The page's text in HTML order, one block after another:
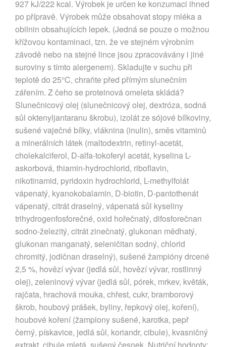
927 kJ/222 kcal. Výrobek je určen ke konzumaci ihned
po přípravě. Výrobek může obsahovat stopy mléka a
obilnin obsahujících lepek. (Jedná se pouze o možnou
křížovou kontaminaci, tzn. že ve stejném výrobním
závodě nebo na stejné lince jsou zpracovávány i jiné
suroviny s tímto alergenem). Skladujte v suchu při
teplotě do 25°C, chraňte před přímým slunečním
zářením. Z čeho se proteinová omeleta skládá?
Slunečnicový olej (slunečnicový olej, dextróza, sodná
sůl oktenyljantaranu škrobu), izolát ze sójové bílkoviny,
sušené vaječné bílky, vláknina (inulin), směs vitaminů
a minerálních látek (maltodextrin, retinyl-acetát,
cholekalciferol, D-alfa-tokoferyl acetát, kyselina L-
askorbová, thiamin-hydrochlorid, riboflavin,
nikotinamid, pyridoxin hydrochlorid, L-methylfolát
vápenatý, kyanokobalamin, D-biotin, D-pantothenát
vápenatý, citrát draselný, vápenatá sůl kyseliny
trihydrogenfosforečné, oxid hořečnatý, difosforečnan
sodno-železitý, citrát zinečnatý, glukonan měďnatý,
glukonan manganatý, seleničitan sodný, chlorid
chromitý, jodičnan draselný), sušené žampióny drcené
2,5 %, hovězí vývar (jedlá sůl, hovězí vývar, rostlinný
olej), zeleninový vývar (jedlá sůl, pórek, mrkev, květák,
rajčata, hrachová mouka, chřest, cukr, bramborový
škrob, houbový prášek, byliny, řepkový olej, koření),
houbové koření (žampiony sušené, karotka, pepř
černý, pískavice, jedlá sůl, koriandr, cibule), kvasničný
extrakt, cibule mletá, sušený česnek. Nutriční hodnoty: